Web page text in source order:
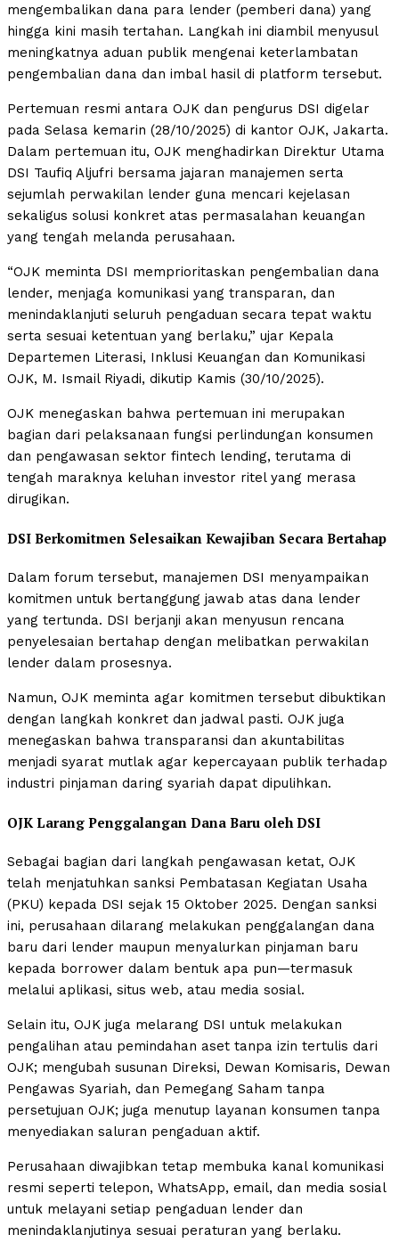
mengembalikan dana para lender (pemberi dana) yang
hingga kini masih tertahan. Langkah ini diambil menyusul
meningkatnya aduan publik mengenai keterlambatan
pengembalian dana dan imbal hasil di platform tersebut.
Pertemuan resmi antara OJK dan pengurus DSI digelar
pada Selasa kemarin (28/10/2025) di kantor OJK, Jakarta.
Dalam pertemuan itu, OJK menghadirkan Direktur Utama
DSI Taufiq Aljufri bersama jajaran manajemen serta
sejumlah perwakilan lender guna mencari kejelasan
sekaligus solusi konkret atas permasalahan keuangan
yang tengah melanda perusahaan.
“OJK meminta DSI memprioritaskan pengembalian dana
lender, menjaga komunikasi yang transparan, dan
menindaklanjuti seluruh pengaduan secara tepat waktu
serta sesuai ketentuan yang berlaku,” ujar Kepala
Departemen Literasi, Inklusi Keuangan dan Komunikasi
OJK, M. Ismail Riyadi, dikutip Kamis (30/10/2025).
OJK menegaskan bahwa pertemuan ini merupakan
bagian dari pelaksanaan fungsi perlindungan konsumen
dan pengawasan sektor fintech lending, terutama di
tengah maraknya keluhan investor ritel yang merasa
dirugikan.
DSI Berkomitmen Selesaikan Kewajiban Secara Bertahap
Dalam forum tersebut, manajemen DSI menyampaikan
komitmen untuk bertanggung jawab atas dana lender
yang tertunda. DSI berjanji akan menyusun rencana
penyelesaian bertahap dengan melibatkan perwakilan
lender dalam prosesnya.
Namun, OJK meminta agar komitmen tersebut dibuktikan
dengan langkah konkret dan jadwal pasti. OJK juga
menegaskan bahwa transparansi dan akuntabilitas
menjadi syarat mutlak agar kepercayaan publik terhadap
industri pinjaman daring syariah dapat dipulihkan.
OJK Larang Penggalangan Dana Baru oleh DSI
Sebagai bagian dari langkah pengawasan ketat, OJK
telah menjatuhkan sanksi Pembatasan Kegiatan Usaha
(PKU) kepada DSI sejak 15 Oktober 2025. Dengan sanksi
ini, perusahaan dilarang melakukan penggalangan dana
baru dari lender maupun menyalurkan pinjaman baru
kepada borrower dalam bentuk apa pun—termasuk
melalui aplikasi, situs web, atau media sosial.
Selain itu, OJK juga melarang DSI untuk melakukan
pengalihan atau pemindahan aset tanpa izin tertulis dari
OJK; mengubah susunan Direksi, Dewan Komisaris, Dewan
Pengawas Syariah, dan Pemegang Saham tanpa
persetujuan OJK; juga menutup layanan konsumen tanpa
menyediakan saluran pengaduan aktif.
Perusahaan diwajibkan tetap membuka kanal komunikasi
resmi seperti telepon, WhatsApp, email, dan media sosial
untuk melayani setiap pengaduan lender dan
menindaklanjutinya sesuai peraturan yang berlaku.